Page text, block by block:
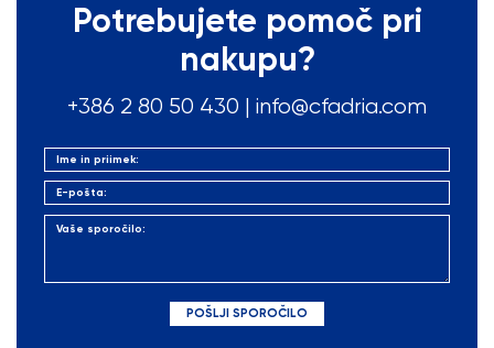
Potrebujete pomoč pri
nakupu?
+386 2 80 50 430 | info@cfadria.com